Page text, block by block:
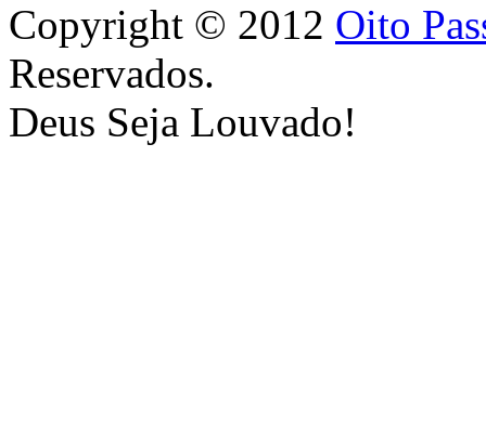
Copyright © 2012 Oito
Reservados.
Deus Seja Louvado!